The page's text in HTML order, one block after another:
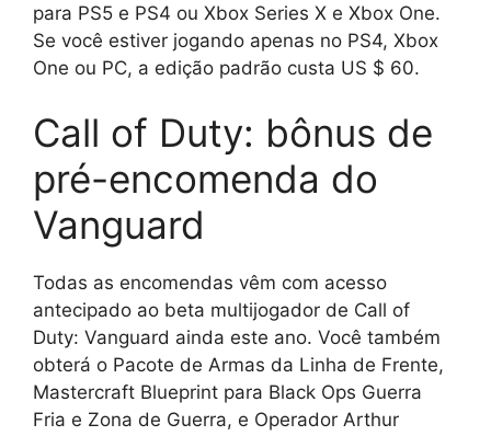
para PS5 e PS4 ou Xbox Series X e Xbox One.
Se você estiver jogando apenas no PS4, Xbox
One ou PC, a edição padrão custa US $ 60.
Call of Duty: bônus de
pré-encomenda do
Vanguard
Todas as encomendas vêm com acesso
antecipado ao beta multijogador de Call of
Duty: Vanguard ainda este ano. Você também
obterá o Pacote de Armas da Linha de Frente,
Mastercraft Blueprint para Black Ops Guerra
Fria e Zona de Guerra, e Operador Arthur